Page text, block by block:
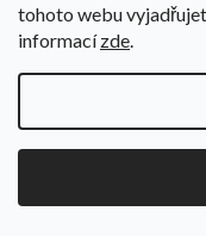
tohoto webu
informacízde.